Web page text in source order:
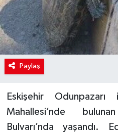
Paylaş
Eskişehir
Mahallesi’nde
Bulvarı’nda yaşandı.